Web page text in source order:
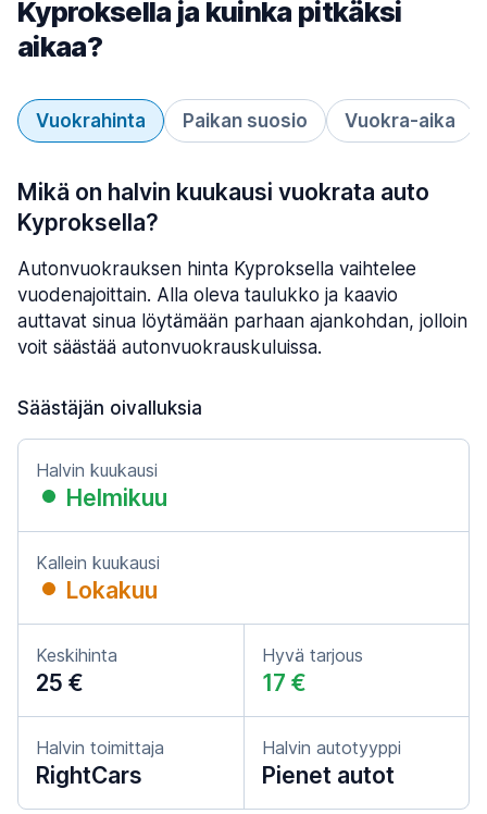
Kyproksella ja kuinka pitkäksi
aikaa?
Vuokrahinta Paikan suosio Vuokra-aika
Mikä on halvin kuukausi vuokrata auto
Kyproksella?
Autonvuokrauksen hinta Kyproksella vaihtelee
vuodenajoittain. Alla oleva taulukko ja kaavio
auttavat sinua löytämään parhaan ajankohdan, jolloin
voit säästää autonvuokrauskuluissa.
Säästäjän oivalluksia
Halvin kuukausi
Helmikuu
Kallein kuukausi
Lokakuu
Keskihinta
25 €
Hyvä tarjous
17 €
Halvin toimittaja
RightCars
Halvin autotyyppi
Pienet autot